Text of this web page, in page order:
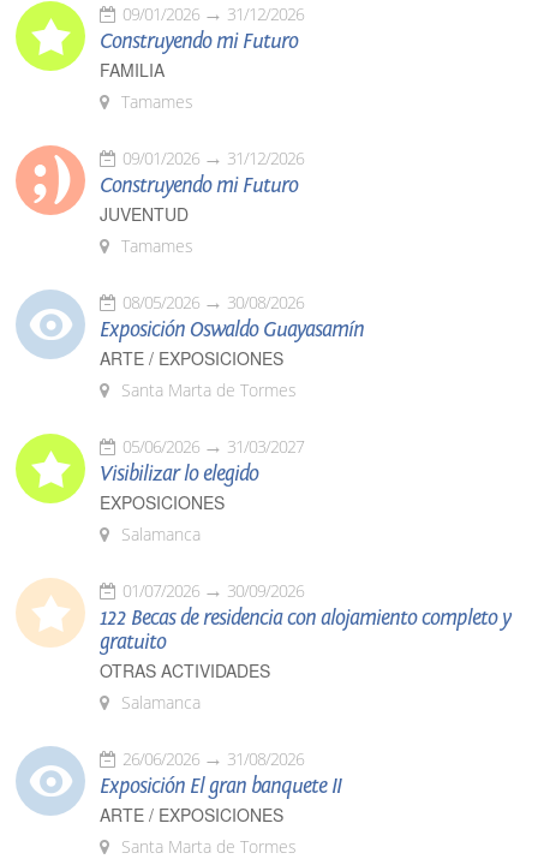
09/01/2026 31/12/2026
Construyendo mi Futuro
FAMILIA
Tamames
09/01/2026 31/12/2026
Construyendo mi Futuro
JUVENTUD
Tamames
08/05/2026 30/08/2026
Exposición Oswaldo Guayasamín
ARTE / EXPOSICIONES
Santa Marta de Tormes
05/06/2026 31/03/2027
Visibilizar lo elegido
EXPOSICIONES
Salamanca
01/07/2026 30/09/2026
122 Becas de residencia con alojamiento completo y
gratuito
OTRAS ACTIVIDADES
Salamanca
26/06/2026 31/08/2026
Exposición El gran banquete II
ARTE / EXPOSICIONES
Santa Marta de Tormes